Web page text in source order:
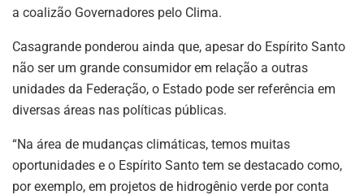
a coalizão Governadores pelo Clima.
Casagrande ponderou ainda que, apesar do Espírito Santo
não ser um grande consumidor em relação a outras
unidades da Federação, o Estado pode ser referência em
diversas áreas nas políticas públicas.
“Na área de mudanças climáticas, temos muitas
oportunidades e o Espírito Santo tem se destacado como,
por exemplo, em projetos de hidrogênio verde por conta